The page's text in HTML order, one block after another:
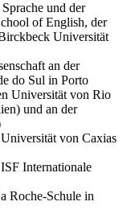
und der
of English, der
Universität
an der
do Sul in Porto
Universität von Rio
und an der
von Caxias
Internationale
Roche-Schule in